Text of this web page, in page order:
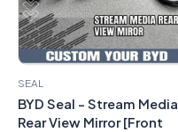
SEAL
BYD Seal - Stream Media
Rear View Mirror [Front